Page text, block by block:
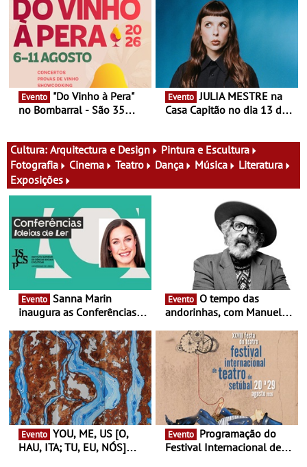
exclusiva
Evento
no Bombarral - São 35
experiências
Evento JULIA MESTRE na
Casa Capitão no dia 13 de
Cultura: Arquitectura e Design
Pintura e Escultura
Fotografia
Cinema Teatro Dança Música
Literatura
Exposições
Evento
inaugura as Conferências
Antiga primeira-ministra da
Finlândia é a convidada da
primeira edição do novo
ciclo de debates dedicado
aos grandes temas do
nosso tempo
Evento
andorinhas, com Manuel
Atum - Concerto
performance na MAAT
Gallery a 3 de Setembro,
19:30
Evento
HAU, ITA; TU, EU, NÓS]
Evento
Festival Internacional de